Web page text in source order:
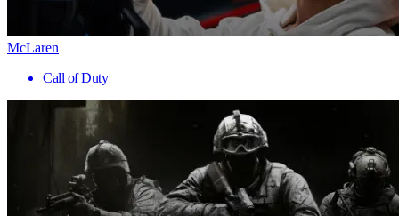
McLaren
Call of Duty